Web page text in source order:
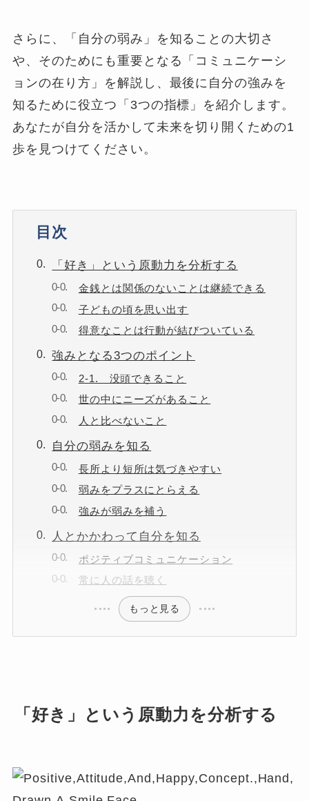
さらに、「自分の弱み」を知ることの大切さ
や、そのためにも重要となる「コミュニケーシ
ョンの在り方」を解説し、最後に自分の強みを
知るために役立つ「3つの指標」を紹介します。
あなたが自分を活かして未来を切り開くための1
歩を見つけてください。
目次
「好き」という原動力を分析する
金銭とは関係のないことは継続できる
子どもの頃を思い出す
得意なことは行動が結びついている
強みとなる3つのポイント
2-1. 没頭できること
世の中にニーズがあること
人と比べないこと
自分の弱みを知る
長所より短所は気づきやすい
弱みをプラスにとらえる
強みが弱みを補う
人とかかわって自分を知る
ポジティブコミュニケーション
常に人の話を聴く
もっと見る
「好き」という原動力を分析する